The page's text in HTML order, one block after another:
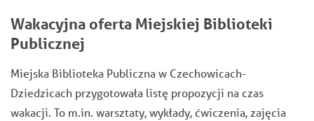
Wakacyjna oferta Miejskiej Biblioteki
Publicznej
Miejska Biblioteka Publiczna w Czechowicach-
Dziedzicach przygotowała listę propozycji na czas
wakacji. To m.in. warsztaty, wykłady, ćwiczenia, zajęcia